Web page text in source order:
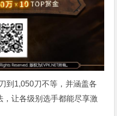
到1,050刀不等，并涵盖各
让各级别选手都能尽享激